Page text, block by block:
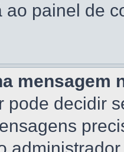
ao painel de
mensagem
pode decidir